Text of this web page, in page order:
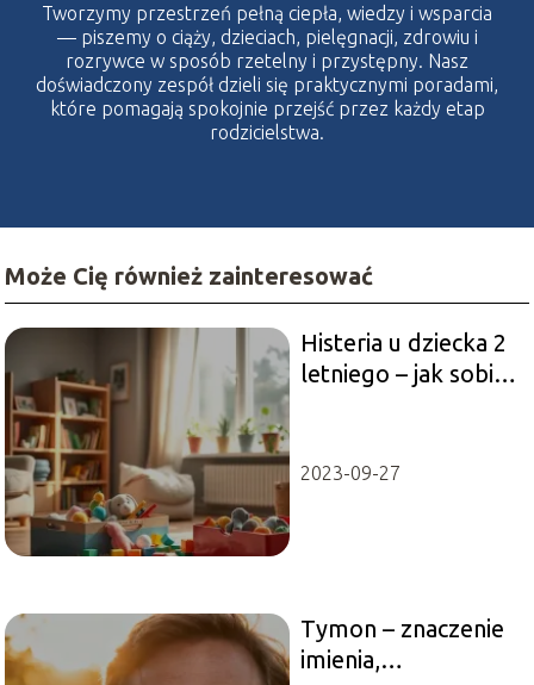
Tworzymy przestrzeń pełną ciepła, wiedzy i wsparcia
— piszemy o ciąży, dzieciach, pielęgnacji, zdrowiu i
rozrywce w sposób rzetelny i przystępny. Nasz
doświadczony zespół dzieli się praktycznymi poradami,
które pomagają spokojnie przejść przez każdy etap
rodzicielstwa.
Może Cię również zainteresować
Histeria u dziecka 2
letniego – jak sobie
2023-09-27
Tymon – znaczenie
imienia,